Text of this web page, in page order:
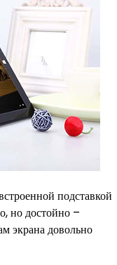
подставкой
но достойно –
экрана довольно